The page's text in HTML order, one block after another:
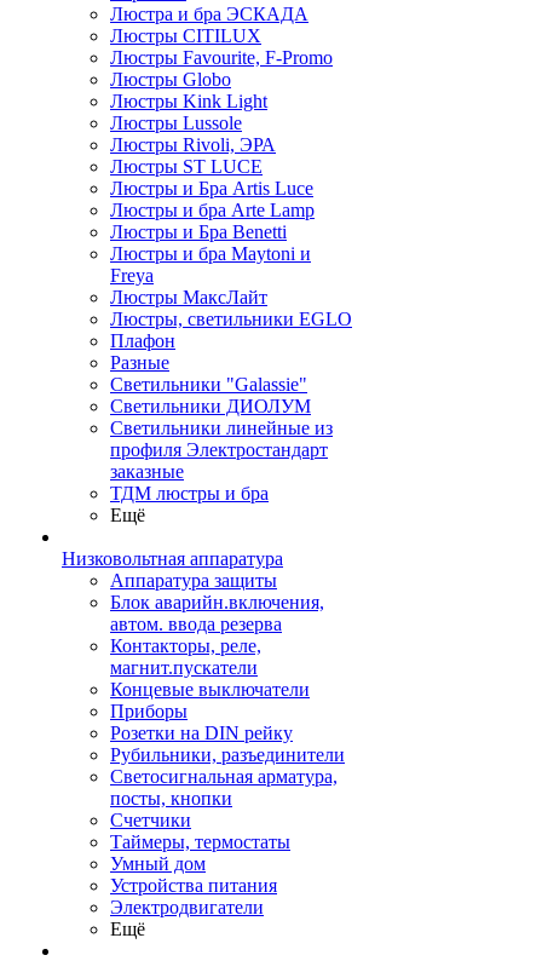
Люстра и бра ЭСКАДА
Люстры CITILUX
Люстры Favourite, F-Promo
Люстры Globo
Люстры Kink Light
Люстры Lussole
Люстры Rivoli, ЭРА
Люстры ST LUCE
Люстры и Бра Artis Luce
Люстры и бра Arte Lamp
Люстры и Бра Benetti
Люстры и бра Maytoni и
Freya
Люстры МаксЛайт
Люстры, светильники EGLO
Плафон
Разные
Светильники "Galassie"
Светильники ДИОЛУМ
Светильники линейные из
профиля Электростандарт
заказные
ТДМ люстры и бра
Ещё
Низковольтная аппаратура
Аппаратура защиты
Блок аварийн.включения,
автом. ввода резерва
Контакторы, реле,
магнит.пускатели
Концевые выключатели
Приборы
Розетки на DIN рейку
Рубильники, разъединители
Светосигнальная арматура,
посты, кнопки
Счетчики
Таймеры, термостаты
Умный дом
Устройства питания
Электродвигатели
Ещё